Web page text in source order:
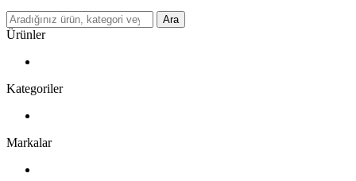
Ara
Ürünler
Kategoriler
Markalar